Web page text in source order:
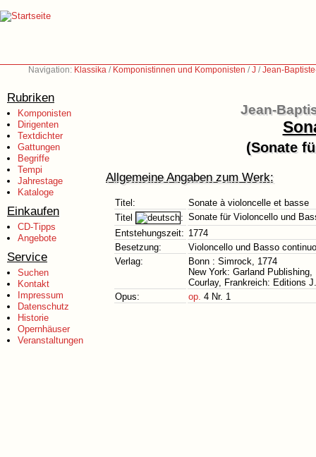
Navigation: Klassika / Komponistinnen und Komponisten /J /Jean-
Rubriken
Komponisten
Dirigenten
Textdichter
Gattungen
Begriffe
Tempi
Jahrestage
Kataloge
Einkaufen
CD-Tipps
Angebote
Service
Suchen
Kontakt
Impressum
Datenschutz
Historie
Opernhäuser
Veranstaltungen
Jean-
(Sonate
Allgemeine Angaben zum Werk:
Titel:
Sonate à violoncelle et basse
Titel
: Sonate für Violoncello und
Entstehungszeit: 1774
Besetzung:
Violoncello und Basso continuo
Verlag:
Bonn : Simrock, 1774
New York: Garland Publishing,
Courlay, Frankreich: Editions
Opus:
op. 4 Nr. 1